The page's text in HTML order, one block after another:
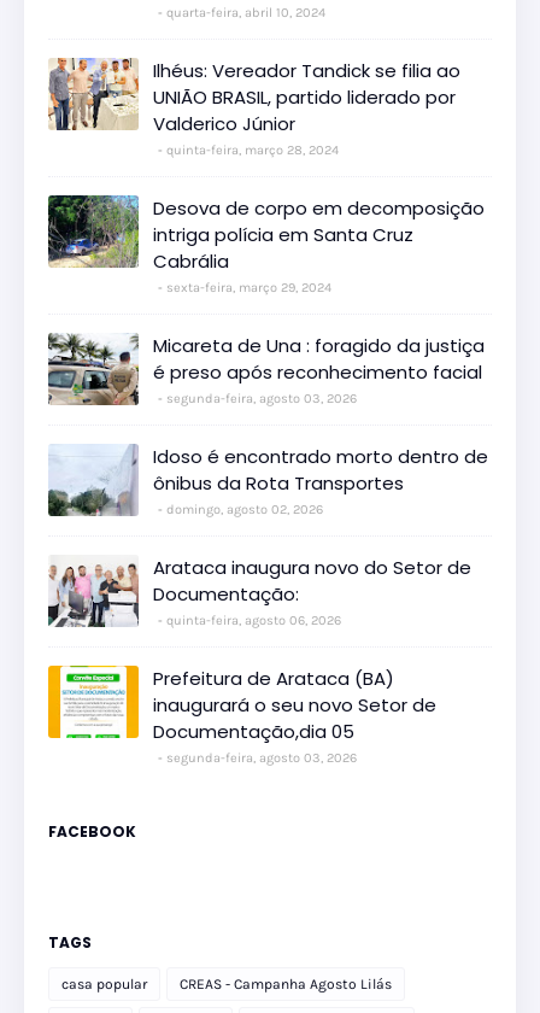
quarta-feira, abril 10, 2024
Ilhéus: Vereador Tandick se filia ao
UNIÃO BRASIL, partido liderado por
Valderico Júnior
quinta-feira, março 28, 2024
Desova de corpo em decomposição
intriga polícia em Santa Cruz
Cabrália
sexta-feira, março 29, 2024
Micareta de Una : foragido da justiça
é preso após reconhecimento facial
segunda-feira, agosto 03, 2026
Idoso é encontrado morto dentro de
ônibus da Rota Transportes
domingo, agosto 02, 2026
Arataca inaugura novo do Setor de
Documentação:
quinta-feira, agosto 06, 2026
Prefeitura de Arataca (BA)
inaugurará o seu novo Setor de
Documentação,dia 05
segunda-feira, agosto 03, 2026
FACEBOOK
TAGS
casa popular CREAS - Campanha Agosto Lilás